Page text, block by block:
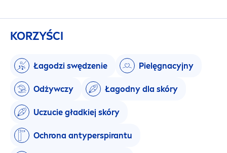
KORZYŚCI
Łagodzi swędzenie Pielęgnacyjny
Odżywczy Łagodny dla skóry
Uczucie gładkiej skóry
Ochrona antyperspirantu